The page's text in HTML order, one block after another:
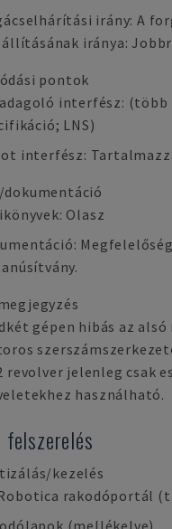
irány: A
iránya:
pontok
interfész: (több
LNS)
interfész:
dokumentáció
Olasz
gépen hibás az alsó
revolver jelenleg csak
használható.
kezelés
rakodóportál
(mellékelve)